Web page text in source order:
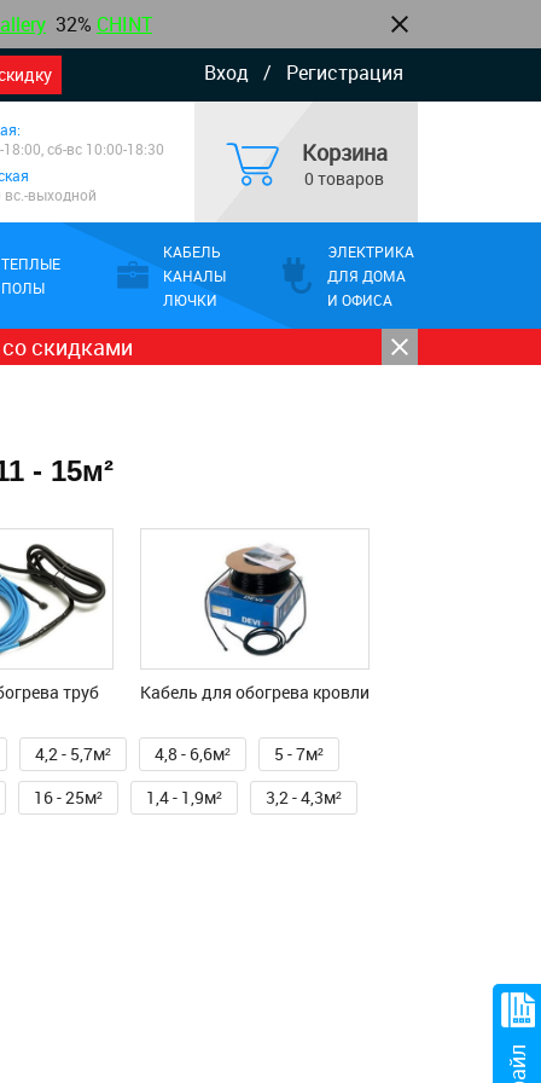
32% CHINT
Вход / Регистрация
сб-вс 10:00-18:30
вс.-выходной
Корзина
0 товаров
ТЕПЛЫЕ
ПОЛЫ
КАБЕЛЬ
КАНАЛЫ
ЛЮЧКИ
ЭЛЕКТРИКА
ДЛЯ ДОМА
И ОФИСА
скидками
- 15м²
труб Кабель для обогрева кровли
4,2 - 5,7м² 4,8 - 6,6м²
5 - 7м²
16 - 25м² 1,4 - 1,9м²
3,2 - 4,3м²